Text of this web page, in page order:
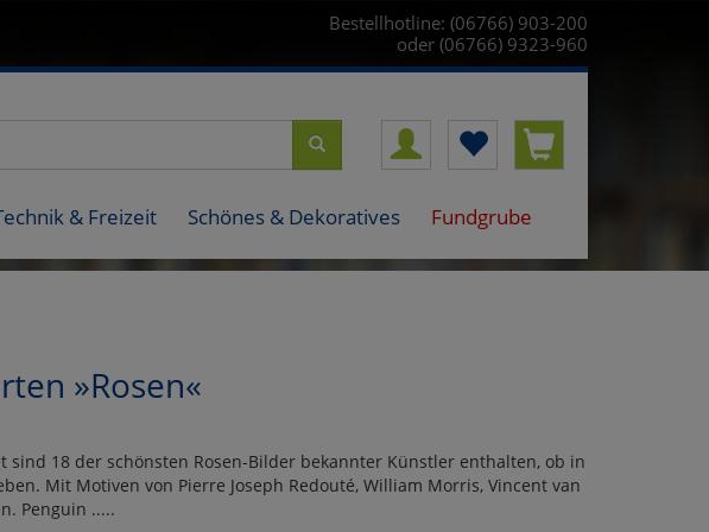
Bestellhotline: (06766) 903-200
oder (06766) 9323-960
& Freizeit Schönes & Dekoratives Fundgrube
»Rosen«
sind 18 der schönsten Rosen-Bilder bekannter Künstler enthalten, ob in
Mit Motiven von Pierre Joseph Redouté, William Morris, Vincent van
Penguin .....